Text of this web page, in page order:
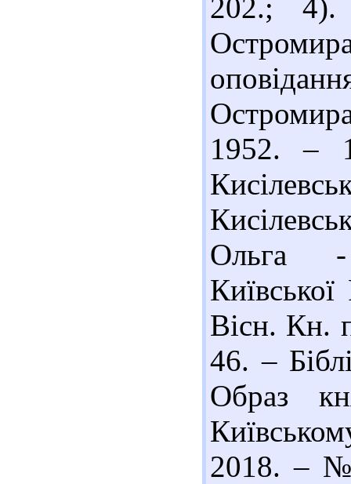
202.; 4).
1952. –
Ольга -
Вісн. Кн.
46. –
Образ
2018. – №